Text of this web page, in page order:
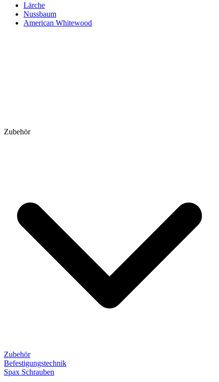
Lärche
Nussbaum
American Whitewood
Zubehör
Zubehör
Befestigungstechnik
Spax Schrauben